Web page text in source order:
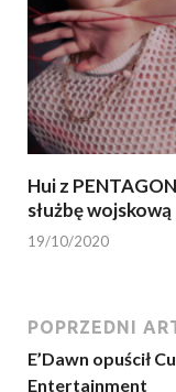
Hui z
służbę wojskową
19/10/2020
POPRZEDNI
E’Dawn opuścił
Entertainment